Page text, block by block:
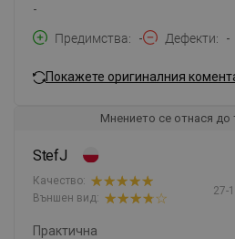
-
Предимства
- Дефекти -
Покажете оригиналния
Мнението се отнася до
StefJ
27-
Качество:
Външен вид:
Практична